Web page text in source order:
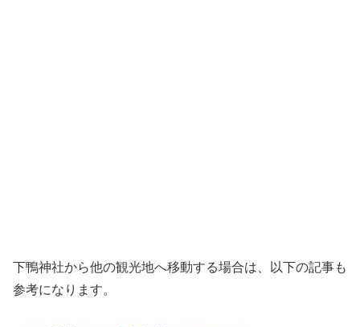
下鴨神社から他の観光地へ移動する場合は、以下の記事も
参考になります。